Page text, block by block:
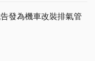
發為機車改裝排氣管